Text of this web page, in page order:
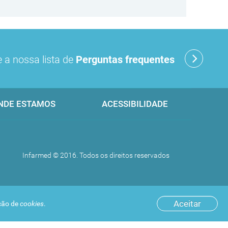
Aceitar
decookies.
a nossa lista de Perguntas frequentes
ESTAMOS ACESSIBILIDADE
Infarmed © 2016. Todos os direitos reservados